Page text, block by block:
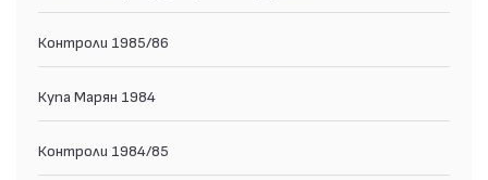
Контроли 1985/86
Купа Марян 1984
Контроли 1984/85